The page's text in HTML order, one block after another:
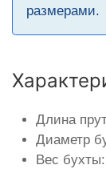
размерами.
Длина
Диаметр
Вес бухты: